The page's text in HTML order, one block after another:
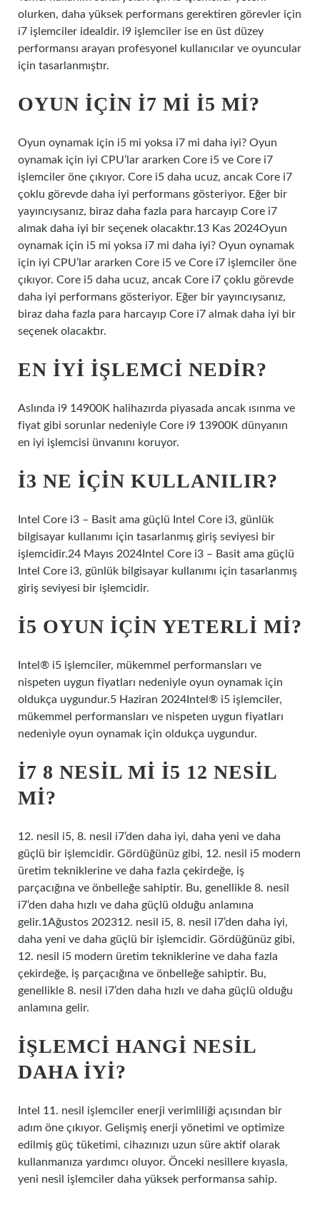
olurken, daha yüksek performans gerektiren görevler için
i7 işlemciler idealdir. i9 işlemciler ise en üst düzey
performansı arayan profesyonel kullanıcılar ve oyuncular
için tasarlanmıştır.
OYUN IÇIN I7 MI I5 MI?
Oyun oynamak için i5 mi yoksa i7 mi daha iyi? Oyun
oynamak için iyi CPU’lar ararken Core i5 ve Core i7
işlemciler öne çıkıyor. Core i5 daha ucuz, ancak Core i7
çoklu görevde daha iyi performans gösteriyor. Eğer bir
yayıncıysanız, biraz daha fazla para harcayıp Core i7
almak daha iyi bir seçenek olacaktır.13 Kas 2024Oyun
oynamak için i5 mi yoksa i7 mi daha iyi? Oyun oynamak
için iyi CPU’lar ararken Core i5 ve Core i7 işlemciler öne
çıkıyor. Core i5 daha ucuz, ancak Core i7 çoklu görevde
daha iyi performans gösteriyor. Eğer bir yayıncıysanız,
biraz daha fazla para harcayıp Core i7 almak daha iyi bir
seçenek olacaktır.
EN IYI IŞLEMCI NEDIR?
Aslında i9 14900K halihazırda piyasada ancak ısınma ve
fiyat gibi sorunlar nedeniyle Core i9 13900K dünyanın
en iyi işlemcisi ünvanını koruyor.
I3 NE IÇIN KULLANILIR?
Intel Core i3 – Basit ama güçlü Intel Core i3, günlük
bilgisayar kullanımı için tasarlanmış giriş seviyesi bir
işlemcidir.24 Mayıs 2024Intel Core i3 – Basit ama güçlü
Intel Core i3, günlük bilgisayar kullanımı için tasarlanmış
giriş seviyesi bir işlemcidir.
I5 OYUN IÇIN YETERLI MI?
Intel® i5 işlemciler, mükemmel performansları ve
nispeten uygun fiyatları nedeniyle oyun oynamak için
oldukça uygundur.5 Haziran 2024Intel® i5 işlemciler,
mükemmel performansları ve nispeten uygun fiyatları
nedeniyle oyun oynamak için oldukça uygundur.
I7 8 NESIL MI I5 12 NESIL
MI?
12. nesil i5, 8. nesil i7’den daha iyi, daha yeni ve daha
güçlü bir işlemcidir. Gördüğünüz gibi, 12. nesil i5 modern
üretim tekniklerine ve daha fazla çekirdeğe, iş
parçacığına ve önbelleğe sahiptir. Bu, genellikle 8. nesil
i7’den daha hızlı ve daha güçlü olduğu anlamına
gelir.1Ağustos 202312. nesil i5, 8. nesil i7’den daha iyi,
daha yeni ve daha güçlü bir işlemcidir. Gördüğünüz gibi,
12. nesil i5 modern üretim tekniklerine ve daha fazla
çekirdeğe, iş parçacığına ve önbelleğe sahiptir. Bu,
genellikle 8. nesil i7’den daha hızlı ve daha güçlü olduğu
anlamına gelir.
İŞLEMCI HANGI NESIL
DAHA IYI?
Intel 11. nesil işlemciler enerji verimliliği açısından bir
adım öne çıkıyor. Gelişmiş enerji yönetimi ve optimize
edilmiş güç tüketimi, cihazınızı uzun süre aktif olarak
kullanmanıza yardımcı oluyor. Önceki nesillere kıyasla,
yeni nesil işlemciler daha yüksek performansa sahip.